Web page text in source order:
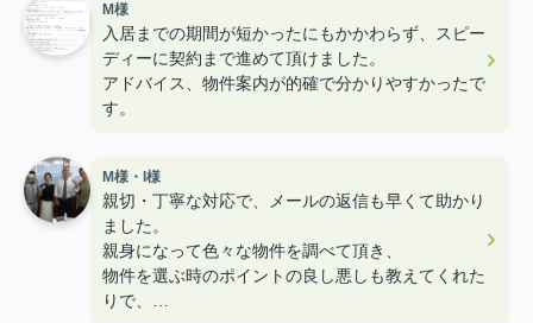
M様
入居までの期間が短かったにもかかわらず、スピー
ディーに契約まで進めて頂けました。
アドバイス、物件案内が的確で分かりやすかったで
す。
M様・I様
親切・丁寧な対応で、メールの返信も早くて助かり
ました。
親身になって色々な物件を調べて頂き、
物件を選ぶ時のポイントの良し悪しも教えてくれた
りで、